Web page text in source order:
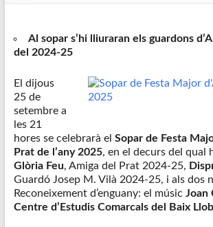
Al sopar s’hi lliuraran els guardons
del 2024-25
El dijous
25 de
setembre a
les 21
hores se celebrarà el Sopar de Festa
Prat de l’any 2025, en el decurs del qual
Glòria Feu, Amiga del Prat 2024-25,
Guardó Josep M. Vilà 2024-25, i als dos
Reconeixement d’enguany: el músic Joan
Centre d’Estudis Comarcals del Baix